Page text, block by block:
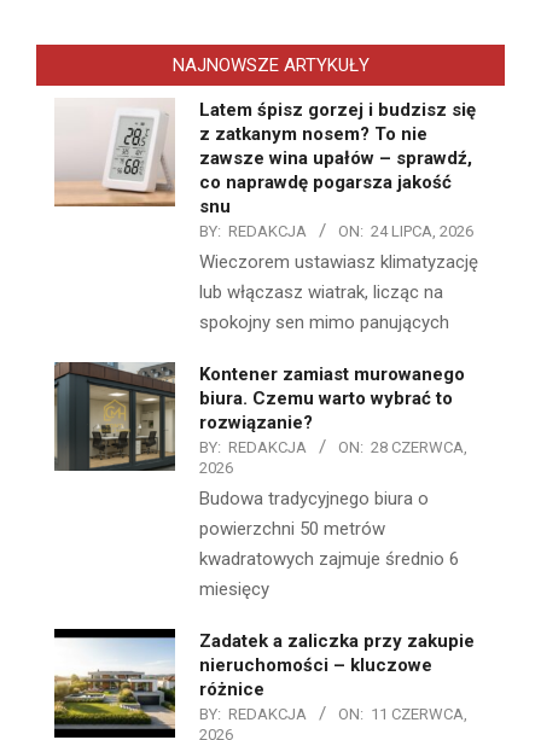
NAJNOWSZE ARTYKUŁY
Latem śpisz gorzej i budzisz się
z zatkanym nosem? To nie
zawsze wina upałów – sprawdź,
co naprawdę pogarsza jakość
snu
BY: REDAKCJA ON: 24 LIPCA, 2026
Wieczorem ustawiasz klimatyzację
lub włączasz wiatrak, licząc na
spokojny sen mimo panujących
Kontener zamiast murowanego
biura. Czemu warto wybrać to
rozwiązanie?
BY: REDAKCJA ON: 28 CZERWCA,
2026
Budowa tradycyjnego biura o
powierzchni 50 metrów
kwadratowych zajmuje średnio 6
miesięcy
Zadatek a zaliczka przy zakupie
nieruchomości – kluczowe
różnice
BY: REDAKCJA ON: 11 CZERWCA,
2026